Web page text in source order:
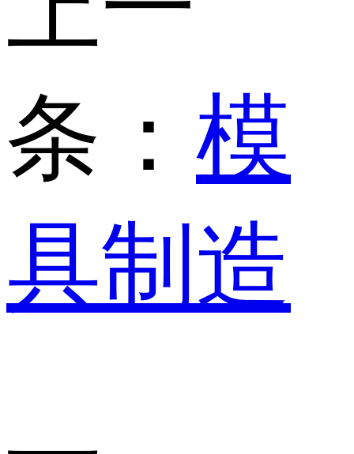
条： 模
具制造